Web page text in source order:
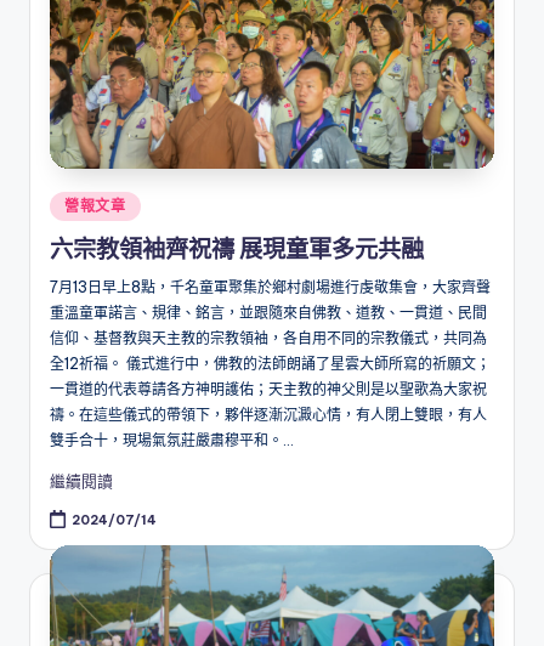
Posted
in
營報文章
六宗教領袖齊祝禱 展現童軍多元共融
7月13日早上8點，千名童軍聚集於鄉村劇場進行虔敬集會，大家齊聲
重溫童軍諾言、規律、銘言，並跟隨來自佛教、道教、一貫道、民間
信仰、基督教與天主教的宗教領袖，各自用不同的宗教儀式，共同為
全12祈福。 儀式進行中，佛教的法師朗誦了星雲大師所寫的祈願文；
一貫道的代表尊請各方神明護佑；天主教的神父則是以聖歌為大家祝
禱。在這些儀式的帶領下，夥伴逐漸沉澱心情，有人閉上雙眼，有人
雙手合十，現場氣氛莊嚴肅穆平和。...
繼續閱讀
2024/07/14